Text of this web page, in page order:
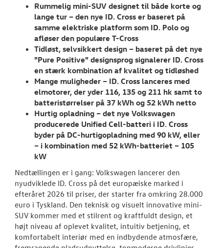
NYHEDER
Tilmeld dig
Aktuelt
OM OS
Rummelig mini-SUV designet til både korte og
lange tur – den nye ID. Cross er baseret på
samme elektriske platform som ID. Polo og
afløser den populære T-Cross
Tidløst, selvsikkert design – baseret på det nye
"Pure Positive" designsprog signalerer ID. Cross
en stærk kombination af kvalitet og tidløshed
Mange muligheder – ID. Cross lanceres med
elmotorer, der yder 116, 135 og 211 hk samt to
batteristørrelser på 37 kWh og 52 kWh netto
Hurtig opladning – det nye Volkswagen
producerede Unified Cell-batteri i ID. Cross
byder på DC-hurtigopladning med 90 kW, eller
– i kombination med 52 kWh-batteriet – 105
kW
Nedtællingen er i gang: Volkswagen lancerer den
nyudviklede ID. Cross på det europæiske marked i
efteråret 2026 til priser, der starter fra omkring 28.000
euro i Tyskland. Den teknisk og visuelt innovative mini-
SUV kommer med et stilrent og kraftfuldt design, et
højt niveau af oplevet kvalitet, intuitiv betjening, et
komfortabelt interiør med en indbydende atmosfære,